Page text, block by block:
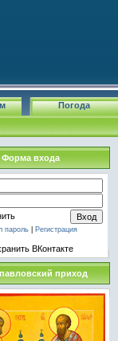
Погода
Форма входа
пароль Регистрация
ВКонтакте
приход